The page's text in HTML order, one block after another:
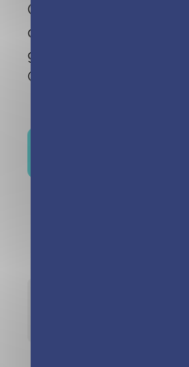
Chaque jour de
de découvertes pour
grandir. À lire seul ou
Out of stock